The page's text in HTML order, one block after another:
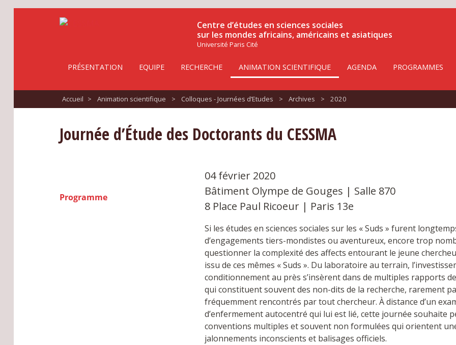
Centre d’études en sciences sociales
sur les mondes africains, américains et asiatiques
Université Paris Cité
PRÉSENTATION EQUIPE RECHERCHE ANIMATION SCIENTIFIQUE AGENDA PROGRAMMES
Accueil > Animation scientifique > Colloques - Journées d’Etudes > Archives > 2020
Journée d’Étude des Doctorants du CESSMA
Programme
04 février 2020
Bâtiment Olympe de Gouges | Salle 870
8 Place Paul Ricoeur | Paris 13e
Si les études en sciences sociales sur les « Suds » furent
d’engagements tiers-mondistes ou aventureux, encore trop
questionner la complexité des affects entourant le jeune
issu de ces mêmes « Suds ». Du laboratoire au terrain,
conditionnement au près s’insèrent dans de multiples rapports
qui constituent souvent des non-dits de la recherche, rarement
fréquemment rencontrés par tout chercheur. À distance d’un
d’enfermement autocentré qui lui est lié, cette journée souhaite
conventions multiples et souvent non formulées qui orientent
jalonnements inconscients et balisages officiels.